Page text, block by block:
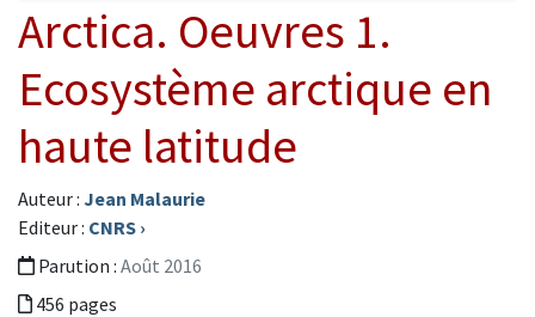
Arctica. Oeuvres 1.
Ecosystème arctique en
haute latitude
Auteur : Jean Malaurie
Editeur : CNRS ›
Parution : Août 2016
456 pages